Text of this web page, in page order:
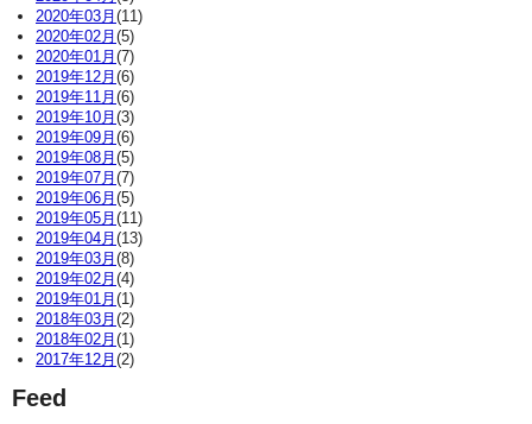
2020年03月 (11)
2020年02月 (5)
2020年01月 (7)
2019年12月 (6)
2019年11月 (6)
2019年10月 (3)
2019年09月 (6)
2019年08月 (5)
2019年07月 (7)
2019年06月 (5)
2019年05月 (11)
2019年04月 (13)
2019年03月 (8)
2019年02月 (4)
2019年01月 (1)
2018年03月 (2)
2018年02月 (1)
2017年12月 (2)
Feed